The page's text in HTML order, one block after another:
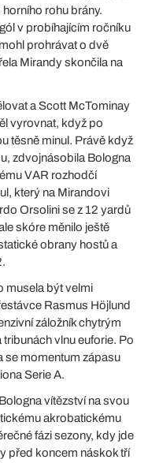
rohu brány.
v probíhajícím ročníku
prohrávat o dvě
Mirandy skončila na
a Scott McTominay
vyrovnat, když po
těsně minul. Právě když
zdvojnásobila Bologna
VAR rozhodčí
který na Mirandovi
Orsolini se z 12 yardů
skóre měnilo ještě
obrany hostů a
musela být velmi
Rasmus Höjlund
záložník chytrým
vlnu euforie. Po
se momentum zápasu
Serie A.
vítězství na svou
akrobatickému
fázi sezony, kdy jde
před koncem náskok tří